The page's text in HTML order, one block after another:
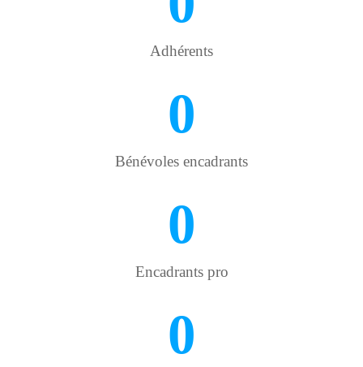
Adhérents
Bénévoles encadrants
0
Encadrants pro
0
0